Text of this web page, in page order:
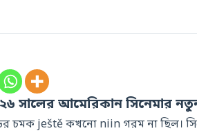
সালের আমেরিকান সিনেমার
চমক ještě কখনো niin গরম না ছিল।